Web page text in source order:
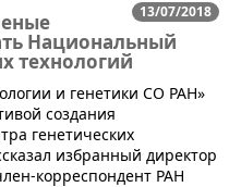
13/07/2018
Национальный
технологий
и генетики СО РАН»
создания
генетических
избранный директор
корреспондент РАН